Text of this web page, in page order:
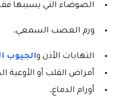
الضوضاء التي يسببها
ورم العصب السمعي.
التهابات الأذن والجيوب
أمراض القلب أو الأوعية
أورام الدماغ.